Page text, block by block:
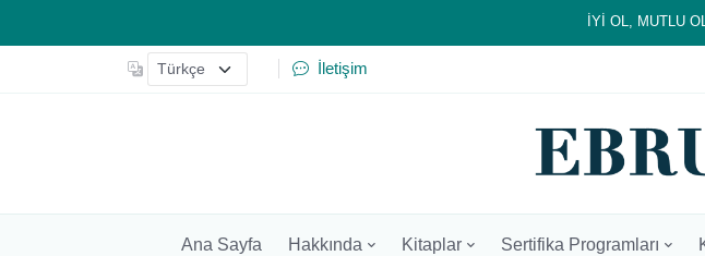
İYİ OL, MUTLU
İletişim
Ana Sayfa Hakkında Kitaplar Sertifika Programları